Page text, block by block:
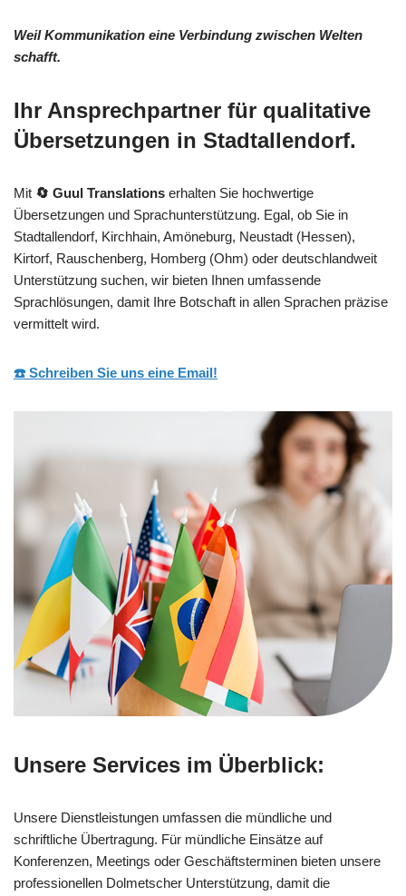
Weil Kommunikation eine Verbindung zwischen Welten
schafft.
Ihr Ansprechpartner für qualitative
Übersetzungen in Stadtallendorf.
Mit 🔄 Guul Translations erhalten Sie hochwertige
Übersetzungen und Sprachunterstützung. Egal, ob Sie in
Stadtallendorf, Kirchhain, Amöneburg, Neustadt (Hessen),
Kirtorf, Rauschenberg, Homberg (Ohm) oder deutschlandweit
Unterstützung suchen, wir bieten Ihnen umfassende
Sprachlösungen, damit Ihre Botschaft in allen Sprachen präzise
vermittelt wird.
☎️ Schreiben Sie uns eine Email!
Unsere Services im Überblick:
Unsere Dienstleistungen umfassen die mündliche und
schriftliche Übertragung. Für mündliche Einsätze auf
Konferenzen, Meetings oder Geschäftsterminen bieten unsere
professionellen Dolmetscher Unterstützung, damit die